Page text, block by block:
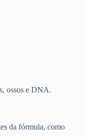
ossos e DNA.
da fórmula, como